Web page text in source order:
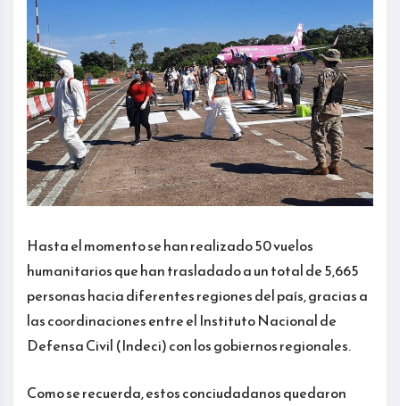
Hasta el momento se han realizado 50 vuelos
humanitarios que han trasladado a un total de 5,665
personas hacia diferentes regiones del país, gracias a
las coordinaciones entre el Instituto Nacional de
Defensa Civil (Indeci) con los gobiernos regionales.
Como se recuerda, estos conciudadanos quedaron